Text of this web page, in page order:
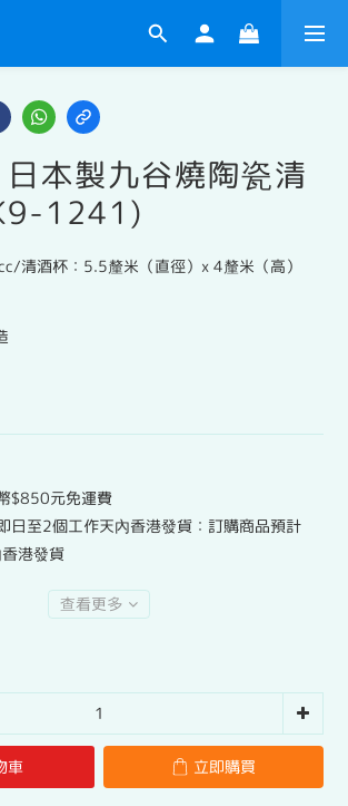
日本製九谷燒陶瓷清
1241)
清酒杯：5.5釐米（直徑）x 4釐米（高）
$850元免運費
日至2個工作天內香港發貨：訂購商品預計
港發貨
查看更多
車 立即購買